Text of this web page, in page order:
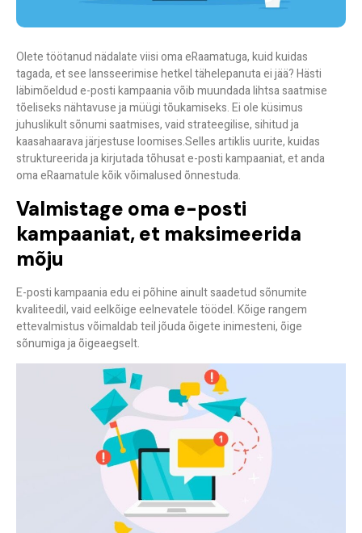
Olete töötanud nädalate viisi oma eRaamatuga, kuid kuidas
tagada, et see lansseerimise hetkel tähelepanuta ei jää? Hästi
läbimõeldud e-posti kampaania võib muundada lihtsa saatmise
tõeliseks nähtavuse ja müügi tõukamiseks. Ei ole küsimus
juhuslikult sõnumi saatmises, vaid strateegilise, sihitud ja
kaasahaarava järjestuse loomises.Selles artiklis uurite, kuidas
struktureerida ja kirjutada tõhusat e-posti kampaaniat, et anda
oma eRaamatule kõik võimalused õnnestuda.
Valmistage oma e-posti
kampaaniat, et maksimeerida
mõju
E-posti kampaania edu ei põhine ainult saadetud sõnumite
kvaliteedil, vaid eelkõige eelnevatele töödel. Kõige rangem
ettevalmistus võimaldab teil jõuda õigete inimesteni, õige
sõnumiga ja õigeaegselt.